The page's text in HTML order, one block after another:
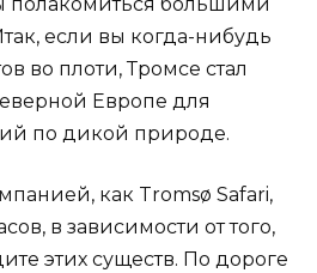
если вы когда-нибудь
во плоти, Тромсе стал
Европе для
по дикой природе.
как Tromsø Safari,
в зависимости от того,
этих существ. По дороге